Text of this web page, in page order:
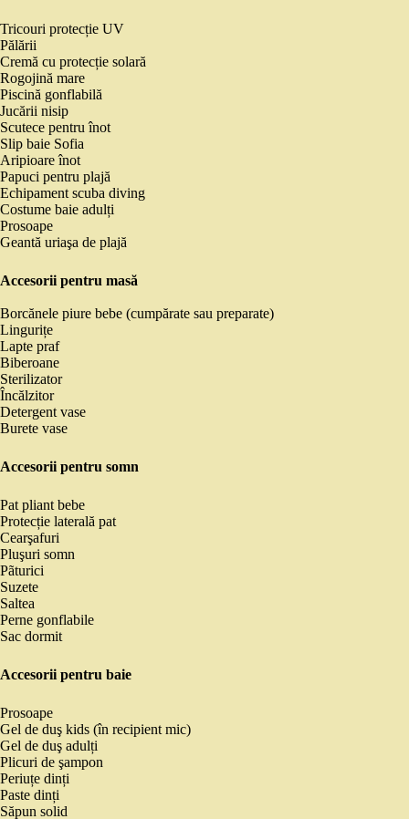
Tricouri protecție UV
Pălării
Cremă cu protecție solară
Rogojină mare
Piscină gonflabilă
Jucării nisip
Scutece pentru înot
Slip baie Sofia
Aripioare înot
Papuci pentru plajă
Echipament scuba diving
Costume baie adulți
Prosoape
Geantă uriaşa de plajă
Accesorii pentru masă
Borcănele piure bebe (cumpărate sau preparate)
Lingurițe
Lapte praf
Biberoane
Sterilizator
Încălzitor
Detergent vase
Burete vase
Accesorii pentru somn
Pat pliant bebe
Protecție laterală pat
Cearşafuri
Pluşuri somn
Pãturici
Suzete
Saltea
Perne gonflabile
Sac dormit
Accesorii pentru baie
Prosoape
Gel de duş kids (în recipient mic)
Gel de duş adulți
Plicuri de şampon
Periuțe dinți
Paste dinți
Săpun solid